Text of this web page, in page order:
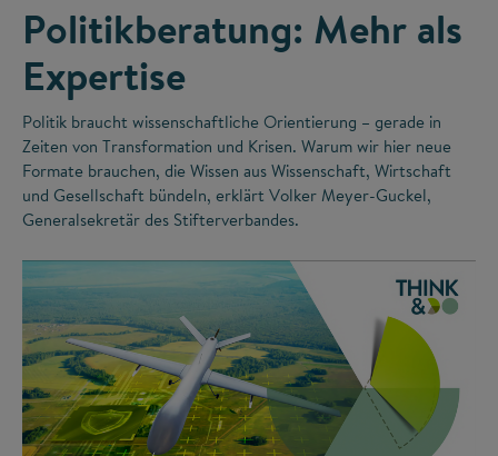
Politikberatung: Mehr als
Expertise
Politik braucht wissenschaftliche Orientierung – gerade in
Zeiten von Transformation und Krisen. Warum wir hier neue
Formate brauchen, die Wissen aus Wissenschaft, Wirtschaft
und Gesellschaft bündeln, erklärt Volker Meyer-Guckel,
Generalsekretär des Stifterverbandes.